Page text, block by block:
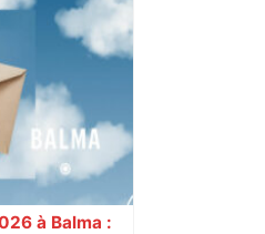
une
avions qui
à Balma :